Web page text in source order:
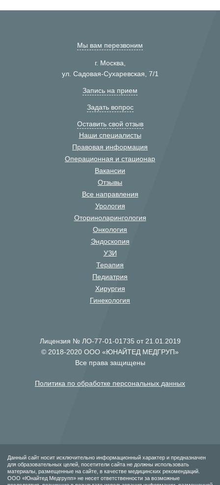
Мы вам перезвоним
г. Москва,
ул. Садовая-Сухаревская, 7/1
Запись на прием
Задать вопрос
Оставить свой отзыв
Наши специалисты
Правовая информация
Операционная и стационар
Вакансии
Отзывы
Все направления
Урология
Оториноларингология
Онкология
Эндоскопия
УЗИ
Терапия
Педиатрия
Хирургия
Гинекология
Лицензия № ЛО-77-01-01735 от 21.01.2019
© 2018-2020 ООО «ЮНАЙТЕД МЕДГРУП»
Все права защищены
Политика по обработке персональных данных
Данный сайт носит исключительно информационный характер и предназначен
для образовательных целей, посетители сайта не должны использовать
материалы, размещенные на сайте, в качестве медицинских рекомендаций.
ООО «Юнайтед Медгрупп» не несет ответственности за возможные